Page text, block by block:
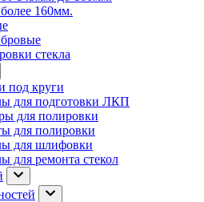
160мм.
стекла
под круги
для подготовки ЛКП
для полировки
для полировки
для шлифовки
для ремонта стекол